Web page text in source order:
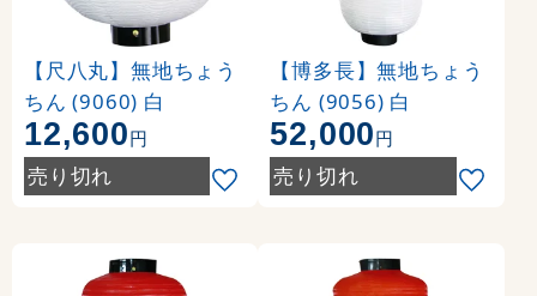
【尺八丸】無地ちょう
ちん (9060) 白
12,600円
売り切れ
【博多長】無地ちょう
ちん (9056) 白
52,000円
売り切れ